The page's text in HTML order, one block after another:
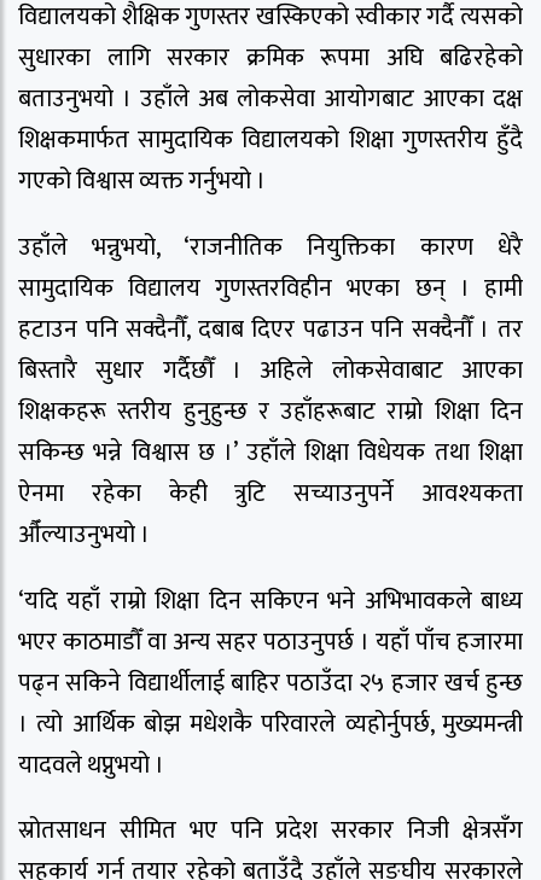
विद्यालयको शैक्षिक गुणस्तर खस्किएको स्वीकार गर्दै त्यसको
सुधारका लागि सरकार क्रमिक रूपमा अघि बढिरहेको
बताउनुभयो । उहाँले अब लोकसेवा आयोगबाट आएका दक्ष
शिक्षकमार्फत सामुदायिक विद्यालयको शिक्षा गुणस्तरीय हुँदै
गएको विश्वास व्यक्त गर्नुभयो ।
उहाँले भन्नुभयो, ‘राजनीतिक नियुक्तिका कारण धेरै
सामुदायिक विद्यालय गुणस्तरविहीन भएका छन् । हामी
हटाउन पनि सक्दैनौँ, दबाब दिएर पढाउन पनि सक्दैनौँ । तर
बिस्तारै सुधार गर्दैछौँ । अहिले लोकसेवाबाट आएका
शिक्षकहरू स्तरीय हुनुहुन्छ र उहाँहरूबाट राम्रो शिक्षा दिन
सकिन्छ भन्ने विश्वास छ ।’ उहाँले शिक्षा विधेयक तथा शिक्षा
ऐनमा रहेका केही त्रुटि सच्याउनुपर्ने आवश्यकता
औँल्याउनुभयो ।
‘यदि यहाँ राम्रो शिक्षा दिन सकिएन भने अभिभावकले बाध्य
भएर काठमाडौँ वा अन्य सहर पठाउनुपर्छ । यहाँ पाँच हजारमा
पढ्न सकिने विद्यार्थीलाई बाहिर पठाउँदा २५ हजार खर्च हुन्छ
। त्यो आर्थिक बोझ मधेशकै परिवारले व्यहोर्नुपर्छ, मुख्यमन्त्री
यादवले थप्नुभयो ।
स्रोतसाधन सीमित भए पनि प्रदेश सरकार निजी क्षेत्रसँग